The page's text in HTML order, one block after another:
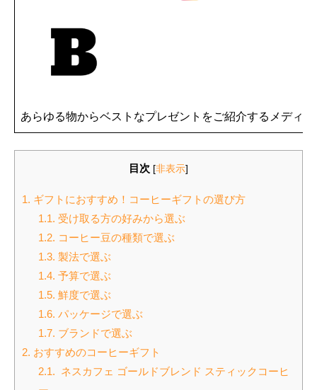
あらゆる物からベストなプレゼントをご紹介するメディ
目次 [非表示]
1. ギフトにおすすめ！コーヒーギフトの選び方
1.1. 受け取る方の好みから選ぶ
1.2. コーヒー豆の種類で選ぶ
1.3. 製法で選ぶ
1.4. 予算で選ぶ
1.5. 鮮度で選ぶ
1.6. パッケージで選ぶ
1.7. ブランドで選ぶ
2. おすすめのコーヒーギフト
2.1. ネスカフェ ゴールドブレンド スティックコーヒ